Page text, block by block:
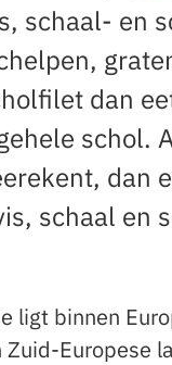
schaal- en
dan
schol.
dan
schaal en
ligt binnen
Europese